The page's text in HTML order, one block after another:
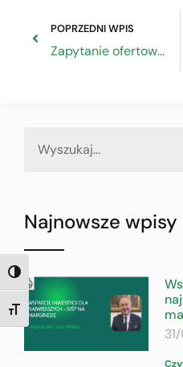
TOGGLE HIGH CONTRAST
TOGGLE FONT SIZE
POPRZEDNI WPIS
Zapytanie ofertowe na przygotowanie ekspertyzy dot. projektu ustawy o zmianie ustawy o podatku dochodowym od osób fizycznych, ustawy o podatku dochodowym od osób prawnych, ustawy – Ordynacja podatkowa
Najnowsze wpisy